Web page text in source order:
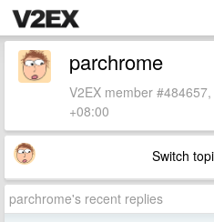
parchrome
V2EX member
+08:00
Switch
parchrome's recent replies